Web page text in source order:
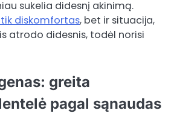
sukelia didesnį akinimą.
diskomfortas, bet ir situacija,
atrodo didesnis, todėl norisi
greita
pagal sąnaudas